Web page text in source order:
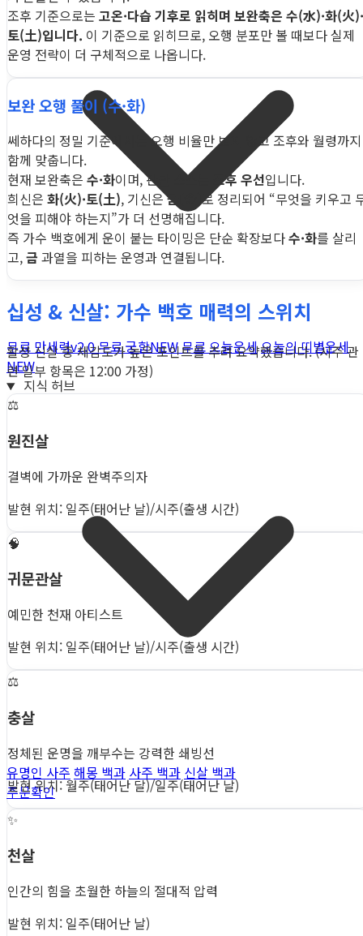
무료 만세력v2.0무료 궁합NEW 무료 오늘운세오늘의 띠별운세
NEW
지식 허브
유명인 사주 해몽 백과 사주 백과 신살 백과
주문확인
조후 기준으로는 고온·다습 기후로 읽히며 보완축은 수(水)·화(火)·
토(土)입니다. 이 기준으로 읽히므로, 오행 분포만 볼 때보다 실제
운영 전략이 더 구체적으로 나옵니다.
보완 오행 풀이 (수·화)
쎄하다의 정밀 기준에서는 오행 비율만 보지 않고 조후와 월령까지
함께 맞춥니다.
현재 보완축은 수·화이며, 판단 소스는 조후 우선입니다.
희신은 화(火)·토(土), 기신은금(金)로 정리되어 “무엇을 키우고
엇을 피해야 하는지”가 더 선명해집니다.
즉 가수 백호에게 운이 붙는 타이밍은 단순 확장보다수·화를 살리
고,금 과열을 피하는 운영과 연결됩니다.
십성 & 신살: 가수 백호 매력의 스위치
활성 신살 중 체감도가 높은 포인트를 추려 요약했습니다. (시주 관
련 일부 항목은 12:00 가정)
⚖️
원진살
결벽에 가까운 완벽주의자
발현 위치: 일주(태어난 날)/시주(출생 시간)
🧠
귀문관살
예민한 천재 아티스트
발현 위치: 일주(태어난 날)/시주(출생 시간)
⚖️
충살
정체된 운명을 깨부수는 강력한 쇄빙선
발현 위치: 월주(태어난 달)/일주(태어난 날)
✨
천살
인간의 힘을 초월한 하늘의 절대적 압력
발현 위치: 일주(태어난 날)